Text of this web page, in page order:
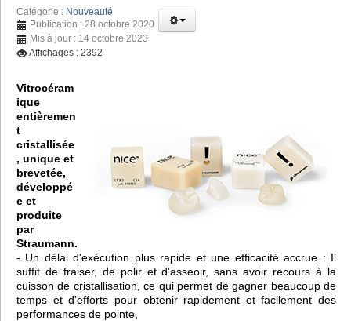
Catégorie : Nouveauté
Publication : 28 octobre 2020
Mis à jour : 14 octobre 2023
Affichages : 2392
Vitrocéram
ique
entièremen
t
cristallisée
, unique et
brevetée,
développé
e et
produite
par
Straumann.
- Un délai d'exécution plus rapide et une efficacité accrue : Il
suffit de fraiser, de polir et d'asseoir, sans avoir recours à la
cuisson de cristallisation, ce qui permet de gagner beaucoup de
temps et d'efforts pour obtenir rapidement et facilement des
performances de pointe,